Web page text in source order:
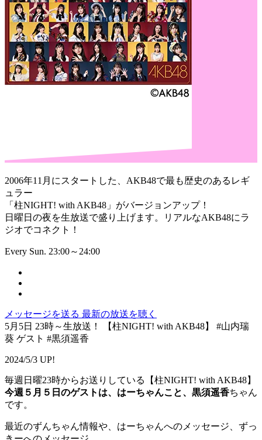
2006年11月にスタートした、AKB48で最も歴史のあるレギ
ュラー
「柱NIGHT! with AKB48」がバージョンアップ！
日曜日の夜を生放送で盛り上げます。リアルなAKB48にラ
ジオでコネクト！
Every Sun. 23:00～24:00
メッセージを送る 最新の放送を聴く
5月5日 23時～生放送！ 【柱NIGHT! with AKB48】 #山内瑞
葵 ゲスト #黒須遥香
2024/5/3 UP!
毎週日曜23時からお送りしている【柱NIGHT! with AKB48】
今週５月５日のゲストは、はーちゃんこと、黒須遥香ちゃん
です。
最近のずんちゃん情報や、はーちゃんへのメッセージ、ずっ